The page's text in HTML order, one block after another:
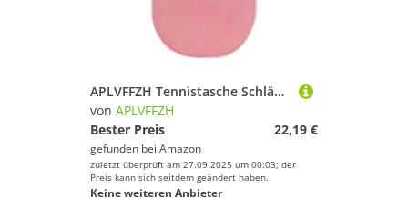
APLVFFZH Tennistasche Schlägertasche Umhängetasche Squash Tasche Badmintontasche Reißfest Und Verschleißfest Gebaut für Langlebigen Schutz für Reisen Und Freiz, Rosa
von APLVFFZH
Bester Preis
22,19 €
gefunden bei Amazon
zuletzt überprüft am 27.09.2025 um 00:03; der
Preis kann sich seitdem geändert haben.
Keine weiteren Anbieter